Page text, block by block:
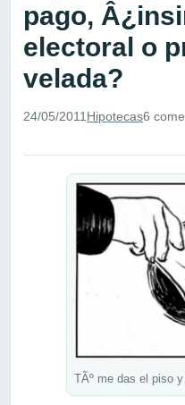
pago,
electoral o
velada?
24/05/2011 Hipotecas6
TÃº me das el piso